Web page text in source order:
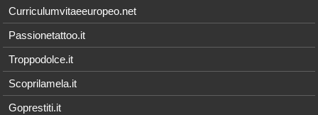
Curriculumvitaeeuropeo.net
Passionetattoo.it
Troppodolce.it
Scoprilamela.it
Goprestiti.it